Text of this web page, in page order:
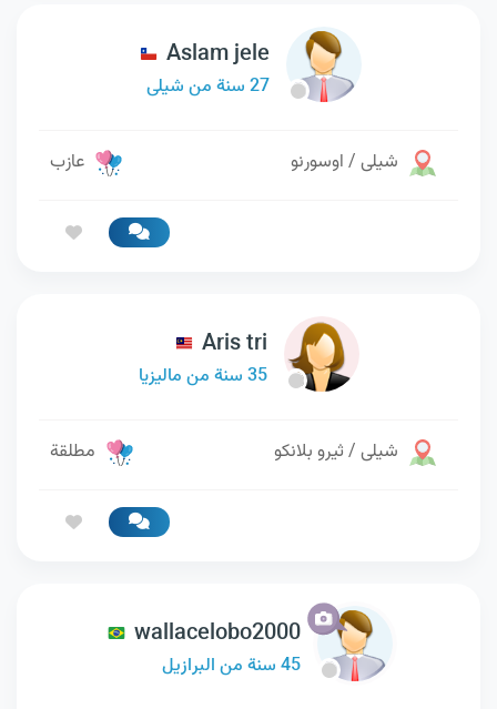
Aslam jele
27 سنة من شيلى
شيلى / اوسورنو عازب
Aris tri
35 سنة من ماليزيا
شيلى / ثيرو بلانكو مطلقة
wallacelobo2000
45 سنة من البرازيل